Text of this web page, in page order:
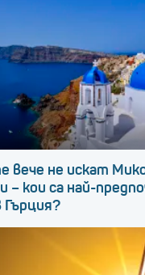
вече не искат
– кои са най-